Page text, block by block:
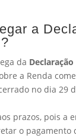
a
da
a Renda
no dia 29
prazos, pois a
o pagamento